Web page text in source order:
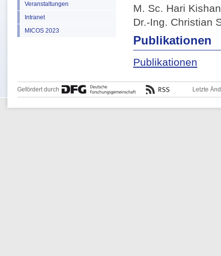
Veranstaltungen
Intranet
MICOS 2023
M. Sc. Hari
Dr.-Ing. Christian
Publikationen
Publikationen
Gefördert durch Letzte